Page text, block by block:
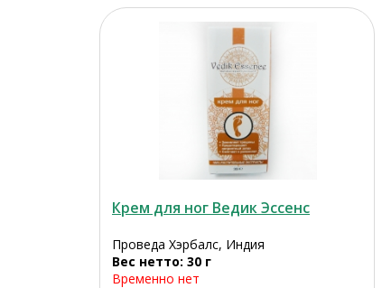
Крем для ног Ведик Эссенс
Проведа Хэрбалс, Индия
Вес нетто: 30 г
Временно нет